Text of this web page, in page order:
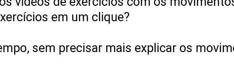
em um clique?
sem precisar mais explicar os